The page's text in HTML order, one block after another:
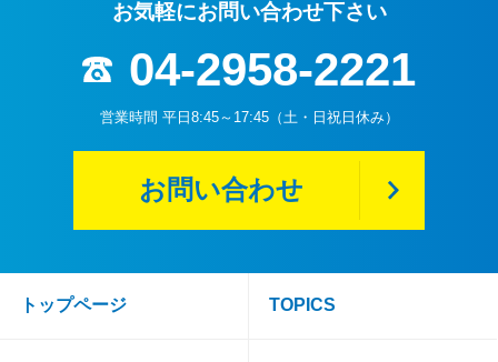
お気軽にお問い合わせ下さい
04-2958-2221
営業時間 平日8:45～17:45（土・日祝日休み）
お問い合わせ
トップページ TOPICS